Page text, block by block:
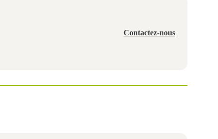
Contactez-nous